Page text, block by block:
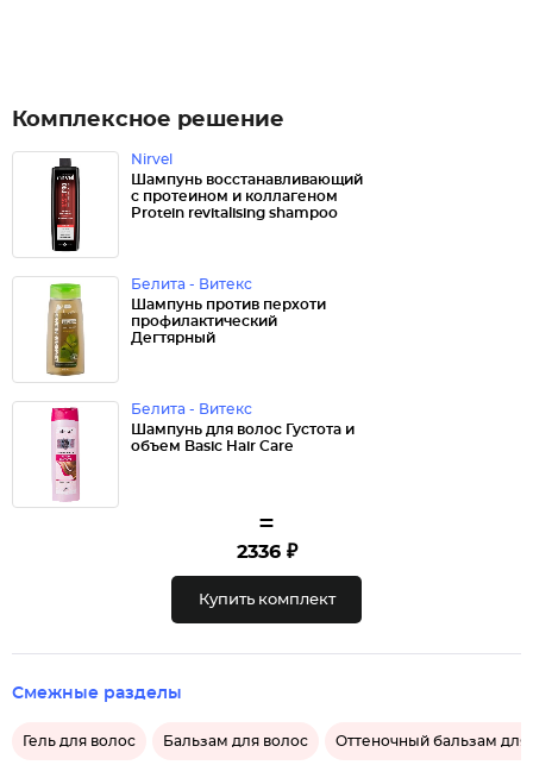
Комплексное решение
Nirvel
Шампунь восстанавливающий
с протеином и коллагеном
Protein revitalising shampoo
Белита - Витекс
Шампунь против перхоти
профилактический
Дегтярный
Белита - Витекс
Шампунь для волос Густота и
объем Basic Hair Care
=
2336 ₽
Купить комплект
Смежные разделы
Гель для волос Бальзам для волос Оттеночный бальзам для